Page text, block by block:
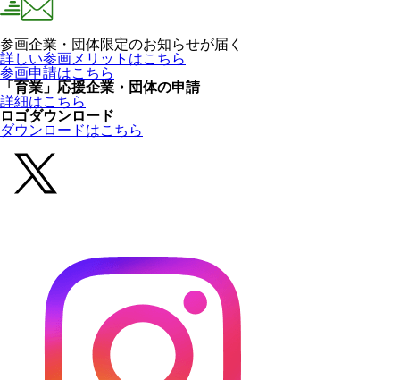
参画企業・団体限定のお知らせが届く
詳しい参画メリットはこちら
参画申請はこちら
「育業」応援企業・団体の申請
詳細はこちら
ロゴダウンロード
ダウンロードはこちら